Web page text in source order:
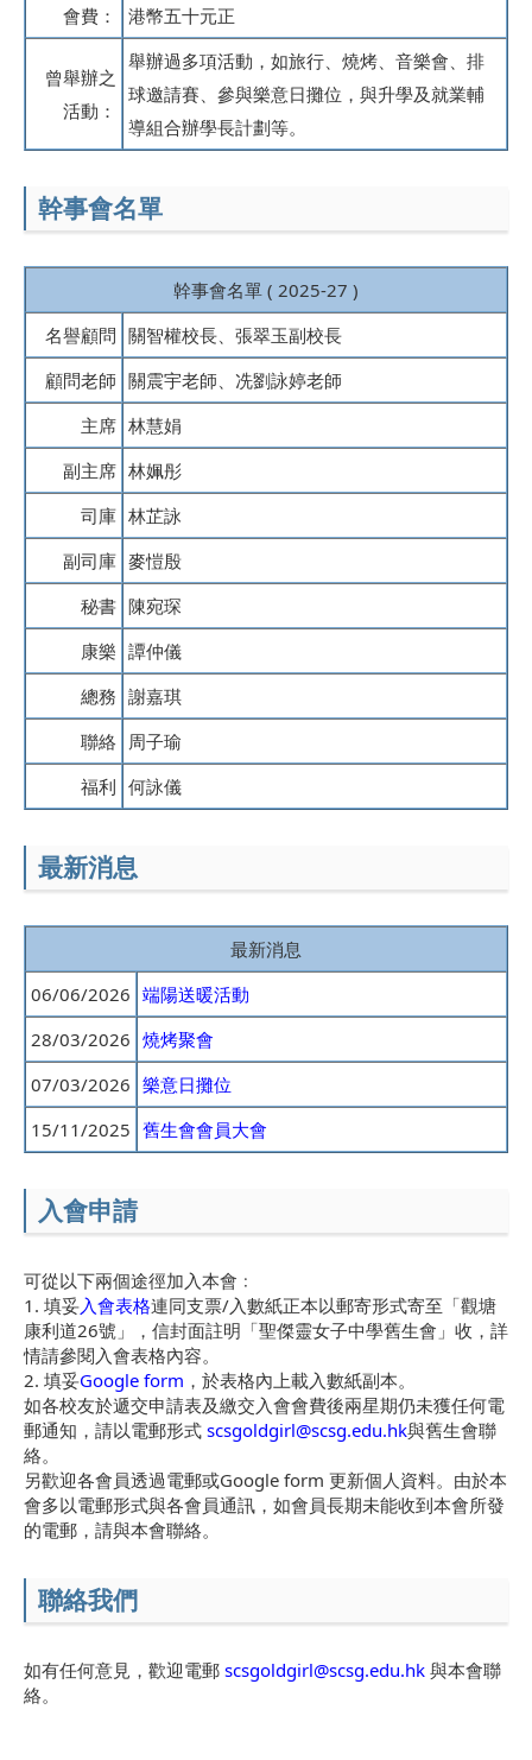
會費：
港幣五十元正
曾舉辦之
活動：
舉辦過多項活動，如旅行、燒烤、音樂會、排
球邀請賽、參與樂意日攤位，與升學及就業輔
導組合辦學長計劃等。
幹事會名單
幹事會名單 ( 2025-27 )
名譽顧問 關智權校長、張翠玉副校長
顧問老師 關震宇老師、冼劉詠婷老師
主席 林慧娟
副主席 林姵彤
司庫 林芷詠
副司庫 麥愷殷
秘書 陳宛琛
康樂 譚仲儀
總務 謝嘉琪
聯絡 周子瑜
福利 何詠儀
最新消息
最新消息
06/06/2026 端陽送暖活動
28/03/2026 燒烤聚會
07/03/2026 樂意日攤位
15/11/2025 舊生會會員大會
入會申請
可從以下兩個途徑加入本會﹕
1. 填妥入會表格連同支票/入數紙正本以郵寄形式寄至「觀塘
康利道26號」，信封面註明「聖傑靈女子中學舊生會」收，詳
情請參閱入會表格內容。
2. 填妥Google form ，於表格內上載入數紙副本。
如各校友於遞交申請表及繳交入會會費後兩星期仍未獲任何電
郵通知，請以電郵形式 scsgoldgirl@scsg.edu.hk與舊生會聯
絡。
另歡迎各會員透過電郵或Google form 更新個人資料。由於本
會多以電郵形式與各會員通訊，如會員長期未能收到本會所發
的電郵，請與本會聯絡。
聯絡我們
如有任何意見，歡迎電郵 scsgoldgirl@scsg.edu.hk 與本會聯
絡。